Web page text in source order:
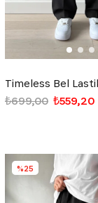
₺559,20
₺699,00
%25